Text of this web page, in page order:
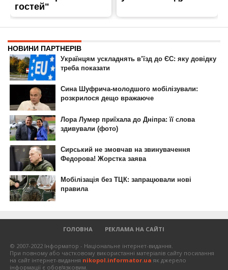
ГОЛОВНА РЕКЛАМА НА САЙТІ
© 2007-2022 Інформатор - Національне інтернет-видання.
При повному або частковому використанні матеріалів сайту посилання
на сайт інтернет-виданняnikopol.informator.uaяк джерело
інформації є обов'язковим.